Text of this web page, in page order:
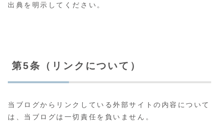
出典を明示してください。
第5条（リンクについて）
当ブログからリンクしている外部サイトの内容について
は、当ブログは一切責任を負いません。